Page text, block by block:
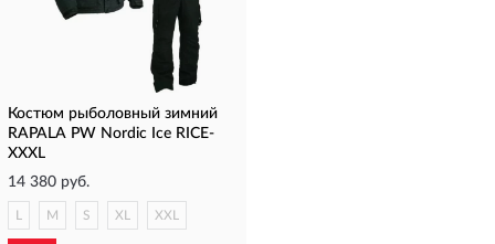
Костюм рыболовный зимний
RAPALA PW Nordic Ice RICE-
XXXL
14 380 руб.
M S XL XXL